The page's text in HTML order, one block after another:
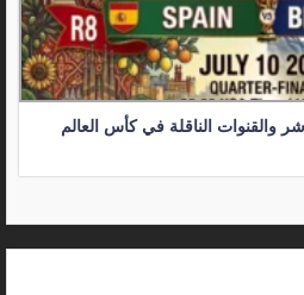
والقنوات الناقلة في كأس العالم